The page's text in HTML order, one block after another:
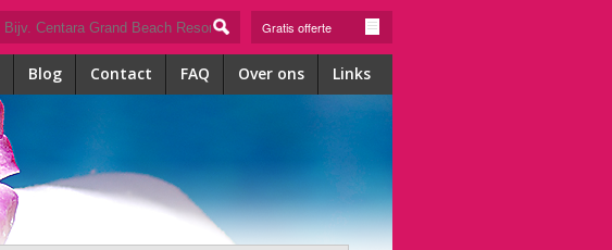
Gratis offerte
Blog Contact FAQ Over ons Links